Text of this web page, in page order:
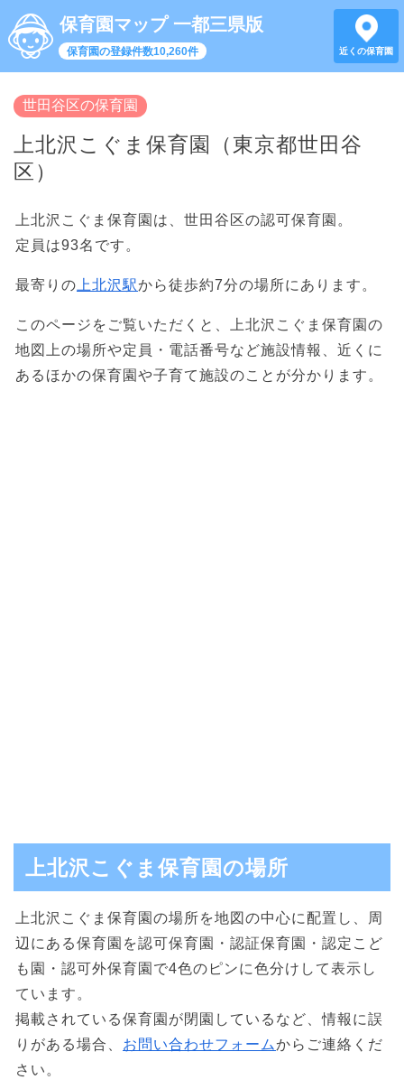
保育園マップ 一都三県版
保育園の登録件数10,260件 近くの保育園
世田谷区の保育園
上北沢こぐま保育園（東京都世田谷
区）
上北沢こぐま保育園は、世田谷区の認可保育園。
定員は93名です。
最寄りの 上北沢駅から徒歩約7分の場所にあります。
このページをご覧いただくと、上北沢こぐま保育園の
地図上の場所や定員・電話番号など施設情報、近くに
あるほかの保育園や子育て施設のことが分かります。
上北沢こぐま保育園の場所
上北沢こぐま保育園の場所を地図の中心に配置し、周
辺にある保育園を認可保育園・認証保育園・認定こど
も園・認可外保育園で4色のピンに色分けして表示し
ています。
掲載されている保育園が閉園しているなど、情報に誤
りがある場合、 お問い合わせフォームからご連絡くだ
さい。